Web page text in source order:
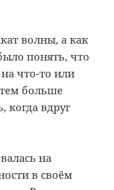
волны, а как
понять, что
что-то или
больше
когда вдруг
на
в своём